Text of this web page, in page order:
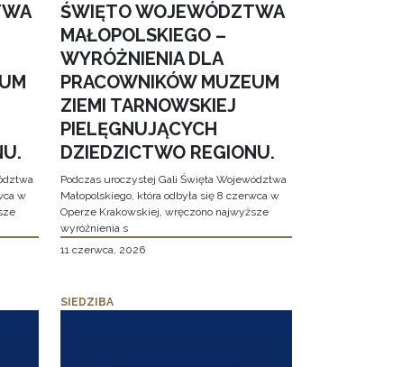
w
ŚWIĘTO WOJEWÓDZTWA
MAŁOPOLSKIEGO –
WYRÓŻNIENIA DLA
PRACOWNIKÓW MUZEUM
ZIEMI TARNOWSKIEJ
PIELĘGNUJĄCYCH
DZIEDZICTWO REGIONU.
Podczas uroczystej Gali Święta Województwa
Małopolskiego, która odbyła się 8 czerwca w
Operze Krakowskiej, wręczono najwyższe
wyróżnienia s
11 czerwca, 2026
SIEDZIBA